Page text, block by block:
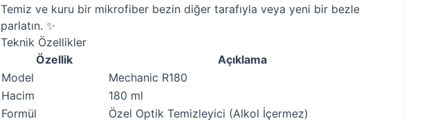
Temiz ve kuru bir mikrofiber bezin diğer tarafıyla veya yeni bir bezle
parlatın. ✨
Teknik Özellikler
Özellik
Açıklama
Model
Mechanic R180
Hacim
180 ml
Formül
Özel Optik Temizleyici (Alkol İçermez)